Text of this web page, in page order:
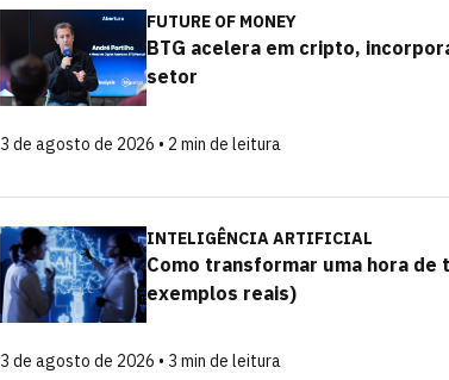
FUTURE OF MONEY
BTG acelera em cripto,
setor
3 de agosto de 2026 • 2 min de leitura
INTELIGÊNCIA ARTIFICIAL
Como transformar uma hora de
exemplos reais)
3 de agosto de 2026 • 3 min de leitura